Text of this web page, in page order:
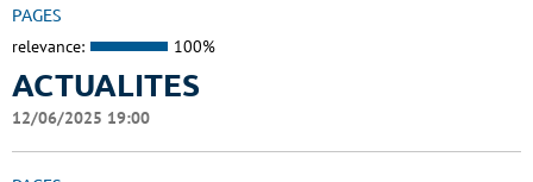
PAGES
relevance: 100%
ACTUALITES
12/06/2025 19:00